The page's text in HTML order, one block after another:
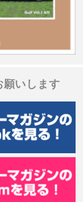
願いします